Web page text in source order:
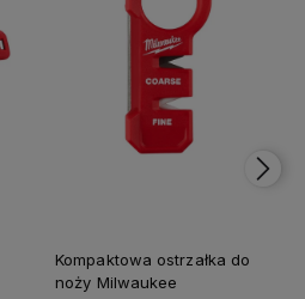
Kompaktowa ostrzałka do
noży Milwaukee